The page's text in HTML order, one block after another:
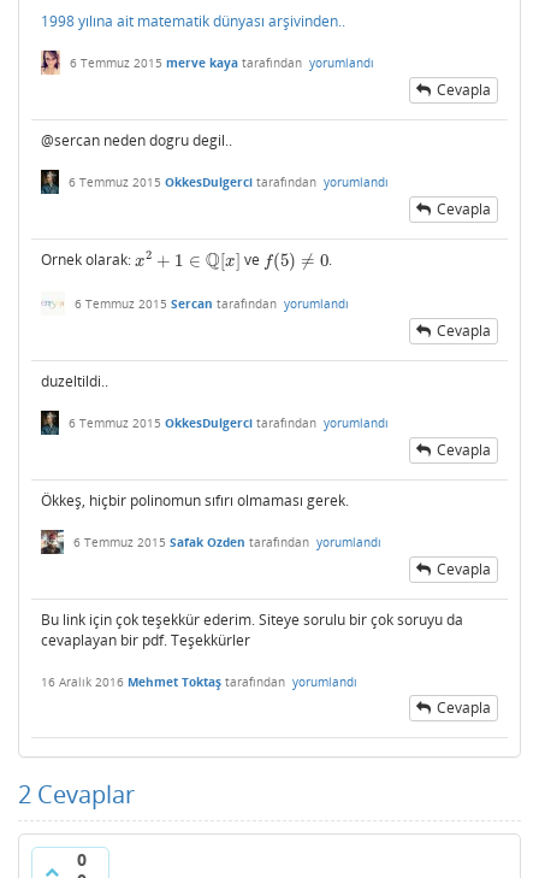
1998 yılına ait matematik dünyası arşivinden..
6 Temmuz 2015 merve kaya tarafından yorumlandı
Cevapla
@sercan neden dogru degil..
6 Temmuz 2015 OkkesDulgerci tarafından yorumlandı
Cevapla
Ornek olarak: x2 + 1 ∈ Q[x]
x2+1∈Q [x ] ve f(5) ≠ 0
f(5)≠0 .
6 Temmuz 2015 Sercan tarafından yorumlandı
Cevapla
duzeltildi..
6 Temmuz 2015 OkkesDulgerci tarafından yorumlandı
Cevapla
Ökkeş, hiçbir polinomun sıfırı olmaması gerek.
6 Temmuz 2015 Safak Ozden tarafından yorumlandı
Cevapla
Bu link için çok teşekkür ederim. Siteye sorulu bir çok soruyu da
cevaplayan bir pdf. Teşekkürler
16 Aralık 2016 Mehmet Toktaş tarafından yorumlandı
Cevapla
2 Cevaplar
0